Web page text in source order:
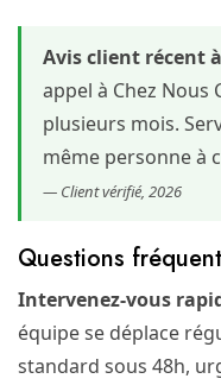
Avis client récent
appel à Chez Nous
plusieurs mois.
même personne à
— Client vérifié, 2026
Questions
Intervenez-vous
équipe se déplace
standard sous 48h,